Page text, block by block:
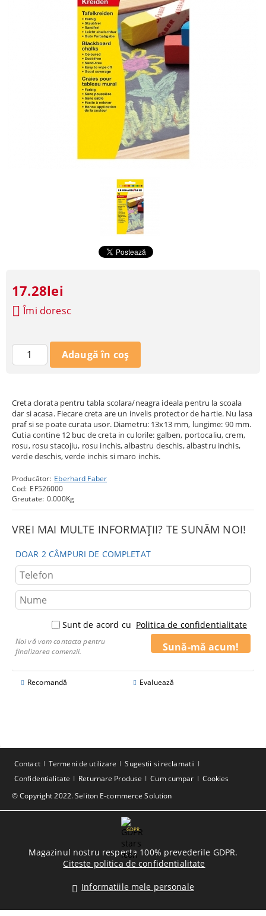
Creta clorata pentru tabla scolara/neagra ideala pentru la scoala
dar si acasa. Fiecare creta are un invelis protector de hartie. Nu lasa
praf si se poate curata usor. Diametru: 13x13 mm, lungime: 90 mm.
Cutia contine 12 buc de creta in culorile: galben, portocaliu, crem,
rosu, rosu stacojiu, rosu inchis, albastru deschis, albastru inchis,
verde deschis, verde inchis si maro inchis.
Producător: Eberhard Faber
Cod: EF526000
Greutate: 0.000Kg
VREI MAI MULTE INFORMAȚII? TE SUNĂM NOI!
DOAR 2 CÂMPURI DE COMPLETAT
Sunt de acord cu Politica de confidentialitate
Noi vă vom contacta pentru
finalizarea comenzii.
Recomandă Evaluează
17.28lei
Îmi doresc
© Copyright 2022. Seliton E-commerce Solution
Contact Termeni de utilizare
Sugestii si reclamatii
Confidentialitate
Returnare Produse Cum cumpar Cookies
GDPR
Magazinul nostru respecta 100% prevederile GDPR.
Citeste politica de confidentialitate
Informatiile mele personale